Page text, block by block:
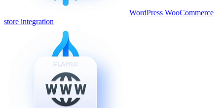
WordPress WooCommerce
store integration